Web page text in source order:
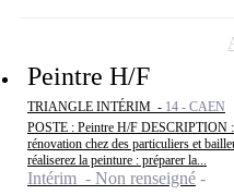
Peintre H/F
TRIANGLE INTÉRIM - 14 - CAEN
POSTE : Peintre H/F DESCRIPTION
rénovation chez des particuliers et
réaliserez la peinture : préparer la...
Intérim - Non renseigné